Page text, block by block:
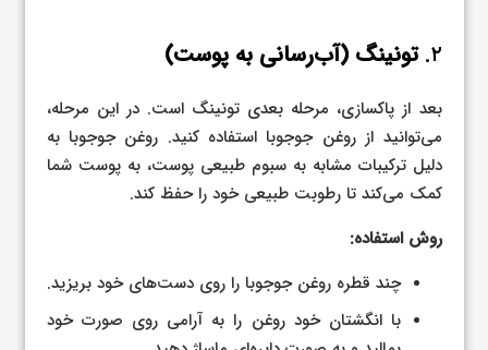
۲. تونینگ (آب‌رسانی به پوست)
بعد از پاکسازی، مرحله بعدی تونینگ است. در این مرحله،
می‌توانید از روغن جوجوبا استفاده کنید. روغن جوجوبا به
دلیل ترکیبات مشابه به سبوم طبیعی پوست، به پوست شما
کمک می‌کند تا رطوبت طبیعی خود را حفظ کند.
روش استفاده:
چند قطره روغن جوجوبا را روی دست‌های خود بریزید.
با انگشتان خود روغن را به آرامی روی صورت خود